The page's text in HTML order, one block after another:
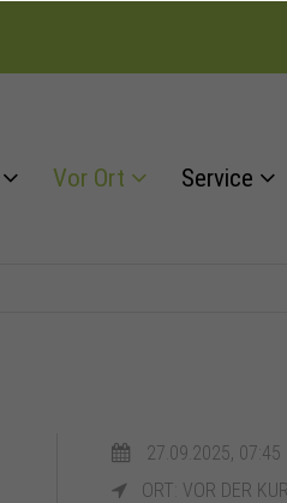
Vor Ort Service
27.09.2025, 07:45
ORT: VOR DER